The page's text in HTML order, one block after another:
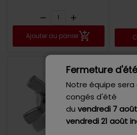
Fermeture d'été
Notre équipe sera
congés d'été
du vendredi 7 août
vendredi 21 août
remove add
Ajouter au panier